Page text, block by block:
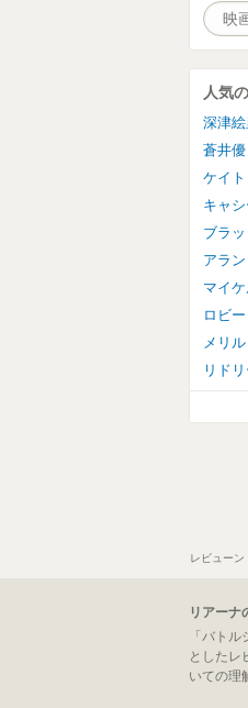
人気
深津絵
蒼井優
ケイ
キャ
ブラ
アラ
マイ
ロビ
メリ
リド
レビューン
リアーナ
「バト
としたレ
いての理